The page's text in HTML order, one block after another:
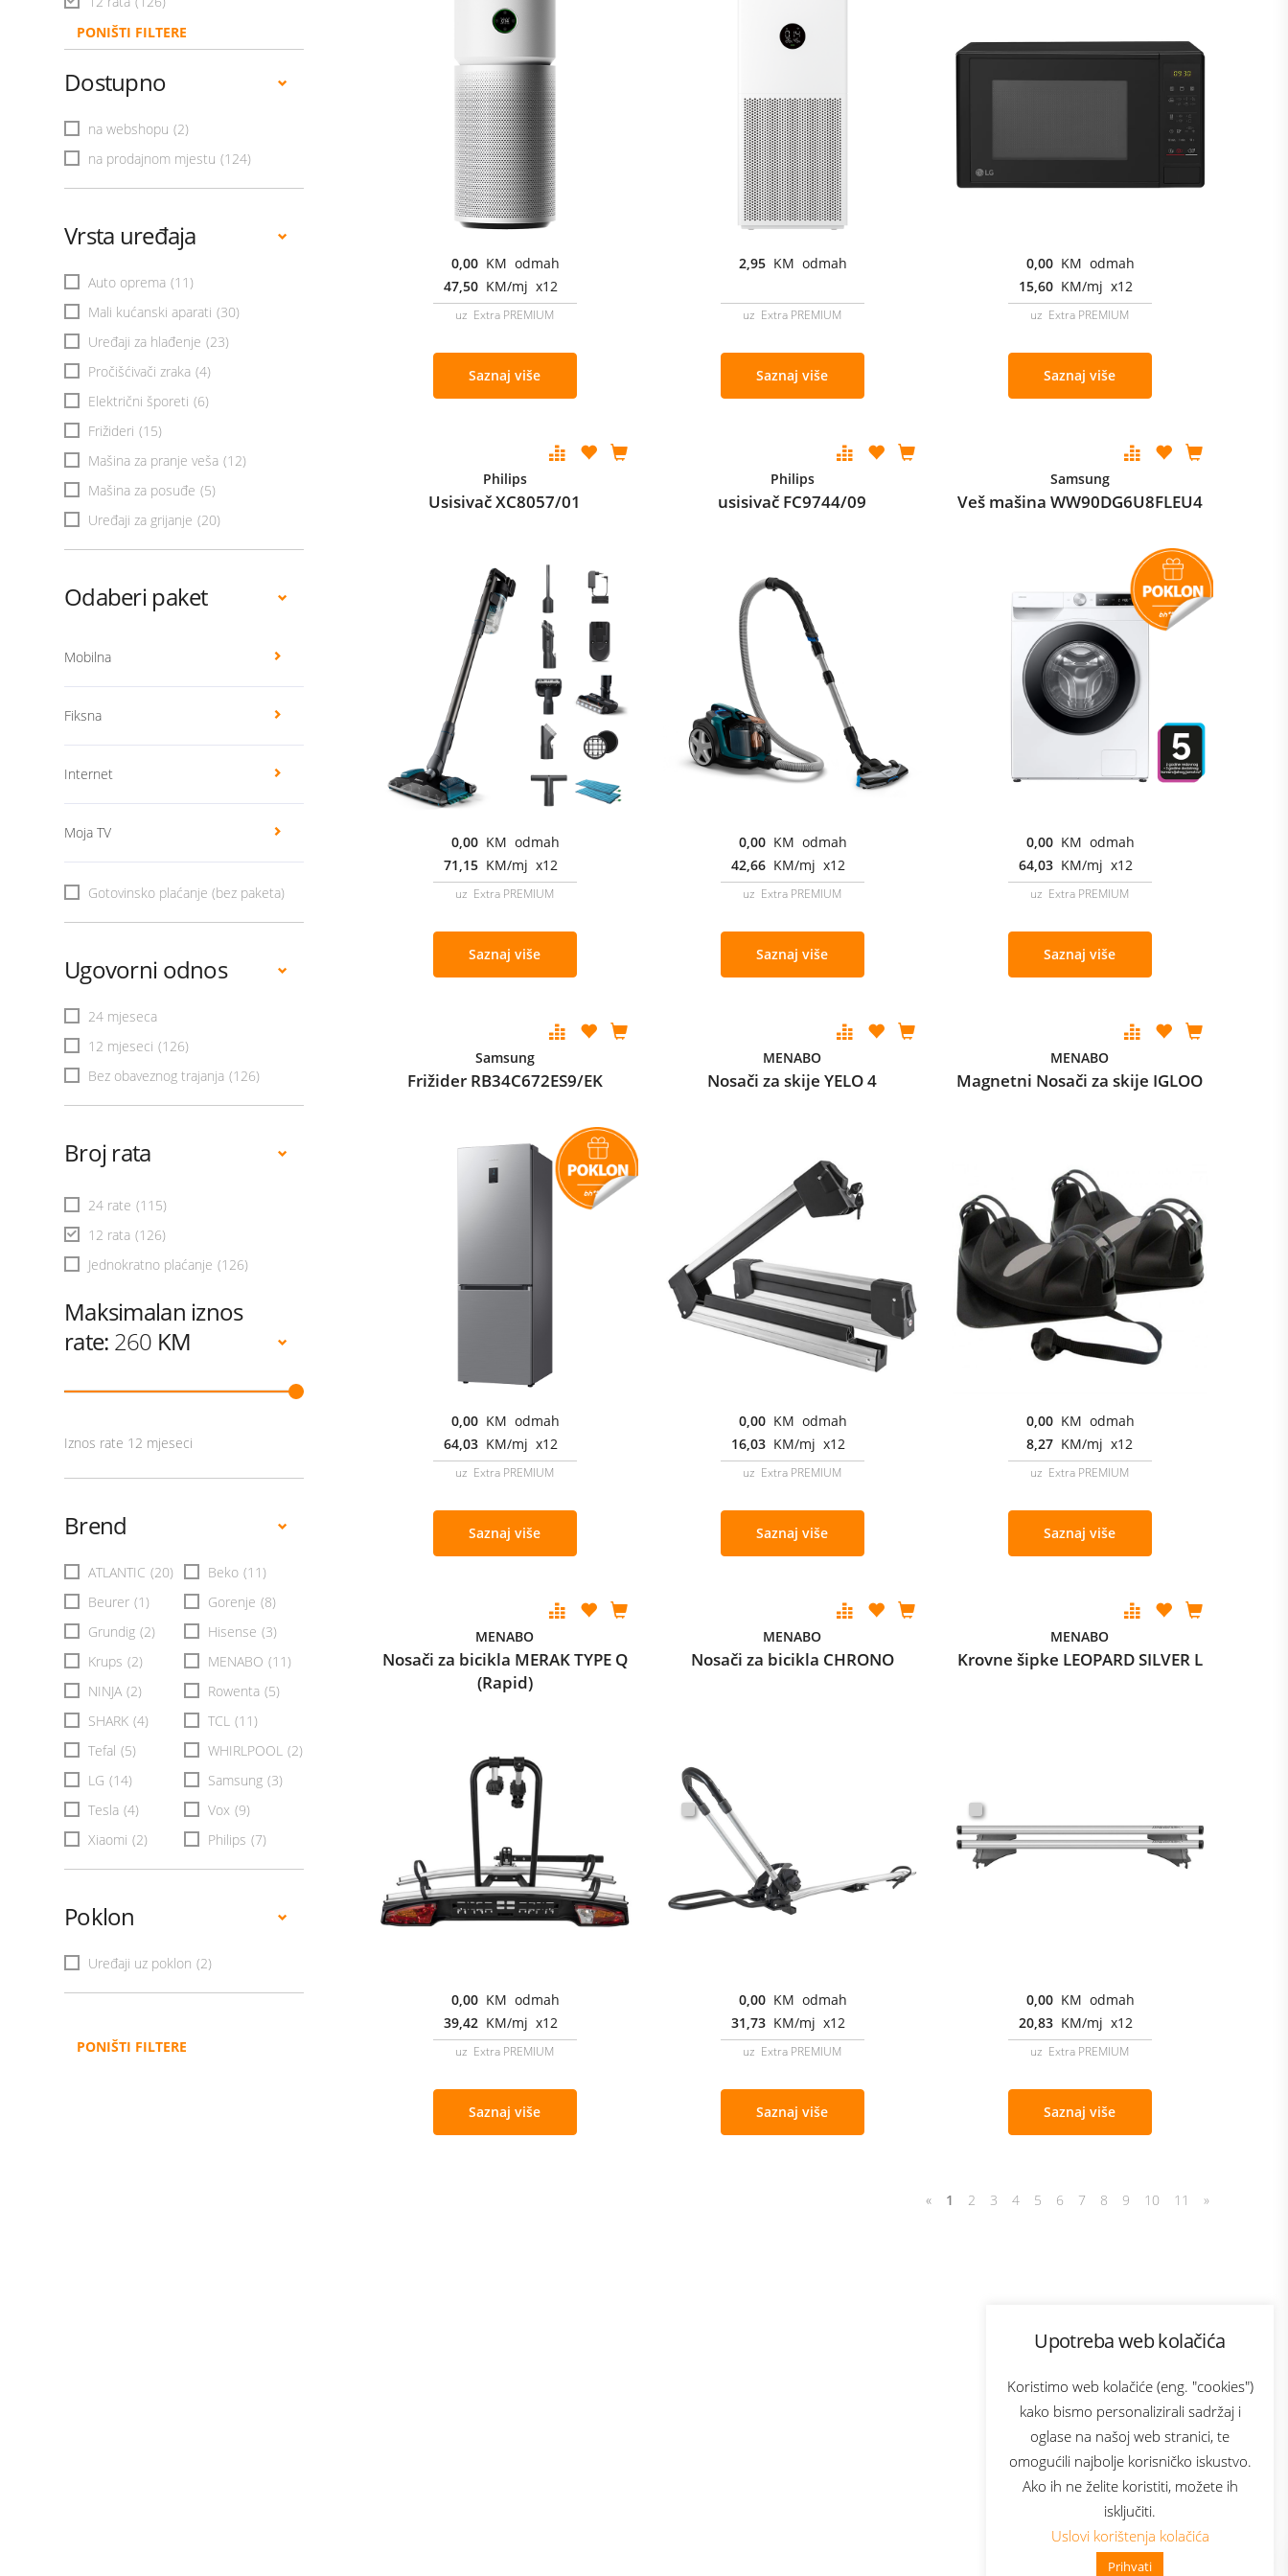
Upotreba web kolačića
Koristimo web kolačiće (eng. "cookies")
kako bismo personalizirali sadržaj i
oglase na našoj web stranici, te
omogućili najbolje korisničko iskustvo.
Ako ih ne želite koristiti, možete ih
isključiti.
Uslovi korištenja kolačića
Prihvati
👋 Zdravo, kako mogu pomoći?
PONIŠTI FILTERE
Dostupno
na webshopu (2)
na prodajnom mjestu (124)
Vrsta uređaja
Auto oprema (11)
Mali kućanski aparati (30)
Uređaji za hlađenje (23)
Pročišćivači zraka (4)
Električni šporeti (6)
Frižideri (15)
Mašina za pranje veša (12)
Mašina za posuđe (5)
Uređaji za grijanje (20)
Odaberi paket
Mobilna
Fiksna
Internet
Moja TV
Gotovinsko plaćanje (bez paketa)
Ugovorni odnos
24 mjeseca
12 mjeseci (126)
Bez obaveznog trajanja (126)
Broj rata
24 rate (115)
12 rata (126)
Jednokratno plaćanje (126)
Maksimalan iznos
rate: 260 KM
Iznos rate 12 mjeseci
Brend
ATLANTIC (20) Beko (11)
Beurer (1) Gorenje (8)
Grundig (2) Hisense (3)
Krups (2) MENABO (11)
NINJA (2) Rowenta (5)
SHARK (4) TCL (11)
Tefal (5) WHIRLPOOL (2)
LG (14) Samsung (3)
Tesla (4) Vox (9)
Xiaomi (2) Philips (7)
Poklon
Uređaji uz poklon (2)
PONIŠTI FILTERE
0,00 KM odmah
47,50 KM/mj x12
uz Extra PREMIUM
Saznaj više
2,95 KM odmah
uz Extra PREMIUM
Saznaj više
0,00 KM odmah
15,60 KM/mj x12
uz Extra PREMIUM
Saznaj više
Philips
Usisivač XC8057/01
0,00 KM odmah
71,15 KM/mj x12
uz Extra PREMIUM
Saznaj više
Philips
usisivač FC9744/09
0,00 KM odmah
42,66 KM/mj x12
uz Extra PREMIUM
Saznaj više
Samsung
Veš mašina WW90DG6U8FLEU4
0,00 KM odmah
64,03 KM/mj x12
uz Extra PREMIUM
Saznaj više
Samsung
Frižider RB34C672ES9/EK
0,00 KM odmah
64,03 KM/mj x12
uz Extra PREMIUM
Saznaj više
MENABO
Nosači za skije YELO 4
0,00 KM odmah
16,03 KM/mj x12
uz Extra PREMIUM
Saznaj više
MENABO
Magnetni Nosači za skije IGLOO
0,00 KM odmah
8,27 KM/mj x12
uz Extra PREMIUM
Saznaj više
MENABO
Nosači za bicikla MERAK TYPE Q
(Rapid)
0,00 KM odmah
39,42 KM/mj x12
uz Extra PREMIUM
Saznaj više
MENABO
Nosači za bicikla CHRONO
0,00 KM odmah
31,73 KM/mj x12
uz Extra PREMIUM
Saznaj više
MENABO
Krovne šipke LEOPARD SILVER L
0,00 KM odmah
20,83 KM/mj x12
uz Extra PREMIUM
Saznaj više
« 1 2 3 4 5 6 7 8 9 10 11 »
Bonus plus
Prijava za newsletter